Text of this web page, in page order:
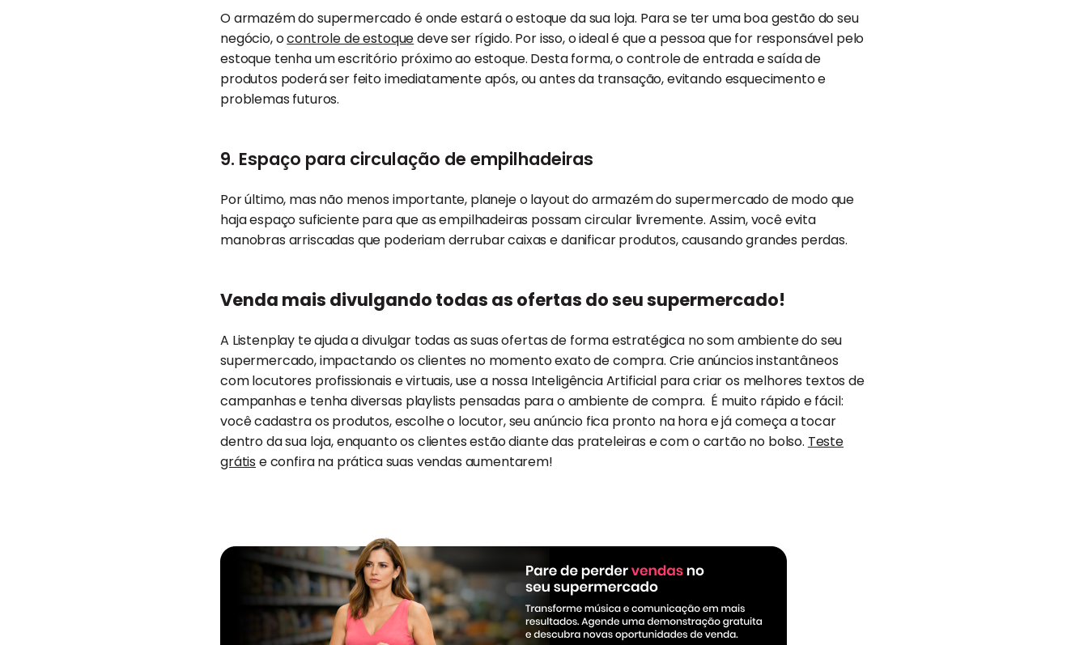
O armazém do supermercado é onde estará o estoque da sua loja. Para se ter uma boa gestão do seu
negócio, ocontrole de estoquedeve ser rígido. Por isso, o ideal é que a pessoa que for responsável pelo
estoque tenha um escritório próximo ao estoque. Desta forma, o controle de entrada e saída de
produtos poderá ser feito imediatamente após, ou antes da transação, evitando esquecimento e
problemas futuros.
9. Espaço para circulação de empilhadeiras
Por último, mas não menos importante, planeje o layout do armazém do supermercado de modo que
haja espaço suficiente para que as empilhadeiras possam circular livremente. Assim, você evita
manobras arriscadas que poderiam derrubar caixas e danificar produtos, causando grandes perdas.
Venda mais divulgando todas as ofertas do seu supermercado!
A Listenplay te ajuda a divulgar todas as suas ofertas de forma estratégica no som ambiente do seu
supermercado, impactando os clientes no momento exato de compra. Crie anúncios instantâneos
com locutores profissionais e virtuais, use a nossa Inteligência Artificial para criar os melhores textos de
campanhas e tenha diversas playlists pensadas para o ambiente de compra. É muito rápido e fácil:
você cadastra os produtos, escolhe o locutor, seu anúncio fica pronto na hora e já começa a tocar
dentro da sua loja, enquanto os clientes estão diante das prateleiras e com o cartão no bolso. Teste
grátis e confira na prática suas vendas aumentarem!